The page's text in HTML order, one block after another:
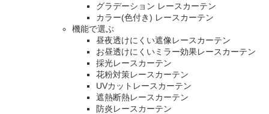
グラデーション レースカーテン
カラー(色付き) レースカーテン
機能で選ぶ
昼夜透けにくい遮像レースカーテン
お昼透けにくいミラー効果レースカーテン
採光レースカーテン
花粉対策レースカーテン
UVカットレースカーテン
遮熱断熱レースカーテン
防炎レースカーテン